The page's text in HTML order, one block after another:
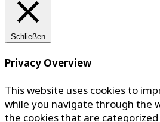
Schließen
Privacy Overview
This website uses cookies to
while you navigate through the
the cookies that are categorized